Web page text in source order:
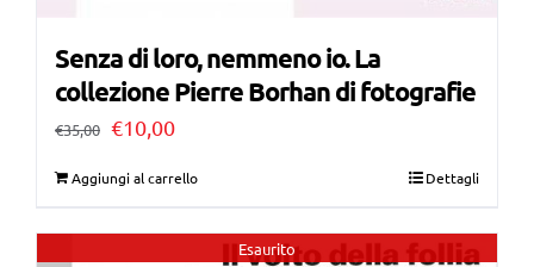
Senza di loro, nemmeno io. La
collezione Pierre Borhan di fotografie
€35,00 Il
era:
€10,00Il
è:
Aggiungi al carrello Dettagli
Esaurito